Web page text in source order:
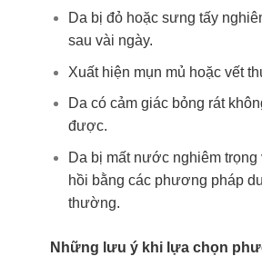
Da bị đỏ hoặc sưng tấy
sau vài ngày.
Xuất hiện mụn mủ hoặc vết
Da có cảm giác bỏng rát
được.
Da bị mất nước nghiêm trọng
hồi bằng các phương pháp
thường.
Những lưu ý khi lựa chọn